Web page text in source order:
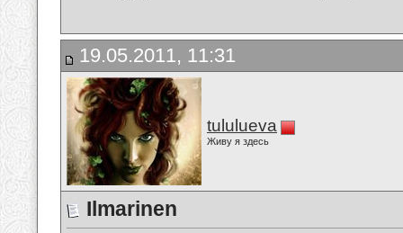
19.05.2011, 11:31
tululueva
Живу я здесь
Ilmarinen